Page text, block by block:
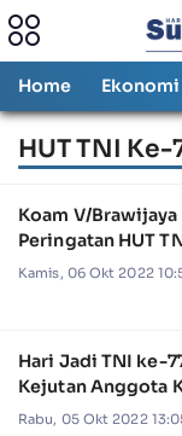
Home
HUT TNI Ke-
Koam V/
Peringatan HUT
Kamis, 06 Okt 2022
Hari Jadi TNI ke-77, Polres Gresik Beri
Kejutan Anggota
Rabu, 05 Okt 2022